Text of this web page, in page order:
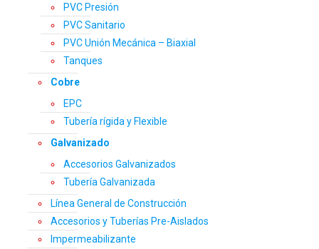
PVC Presión
PVC Sanitario
PVC Unión Mecánica – Biaxial
Tanques
Cobre
EPC
Tubería rígida y Flexible
Galvanizado
Accesorios Galvanizados
Tubería Galvanizada
Línea General de Construcción
Accesorios y Tuberías Pre-Aislados
Impermeabilizante